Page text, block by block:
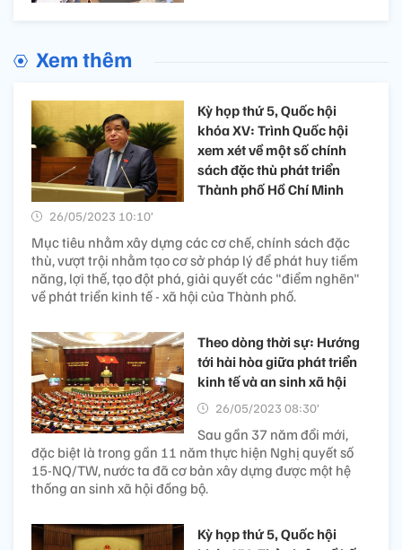
Xem thêm
Kỳ họp thứ 5, Quốc hội
khóa XV: Trình Quốc hội
xem xét về một số chính
sách đặc thù phát triển
Thành phố Hồ Chí Minh
26/05/2023 10:10’
Mục tiêu nhằm xây dựng các cơ chế, chính sách đặc
thù, vượt trội nhằm tạo cơ sở pháp lý để phát huy tiềm
năng, lợi thế, tạo đột phá, giải quyết các "điểm nghẽn"
về phát triển kinh tế - xã hội của Thành phố.
Theo dòng thời sự: Hướng
tới hài hòa giữa phát triển
kinh tế và an sinh xã hội
26/05/2023 08:30’
Sau gần 37 năm đổi mới,
đặc biệt là trong gần 11 năm thực hiện Nghị quyết số
15-NQ/TW, nước ta đã cơ bản xây dựng được một hệ
thống an sinh xã hội đồng bộ.
Kỳ họp thứ 5, Quốc hội